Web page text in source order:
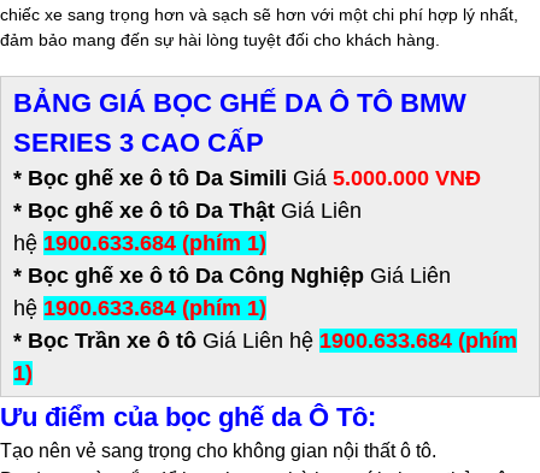
chiếc xe sang trọng hơn và sạch sẽ hơn với một chi phí hợp lý nhất,
đảm bảo mang đến sự hài lòng tuyệt đối cho khách hàng.
BẢNG GIÁ BỌC GHẾ DA Ô TÔ BMW
SERIES 3 CAO CẤP
* Bọc ghế xe ô tô Da Simili Giá 5.000.000 VNĐ
* Bọc ghế xe ô tô Da Thật Giá Liên
hệ 1900.633.684 (phím 1)
* Bọc ghế xe ô tô Da Công Nghiệp Giá Liên
hệ 1900.633.684 (phím 1)
* Bọc Trần xe ô tô Giá Liên hệ 1900.633.684 (phím
1)
Ưu điểm của bọc ghế da Ô Tô:
Tạo nên vẻ sang trọng cho không gian nội thất ô tô.